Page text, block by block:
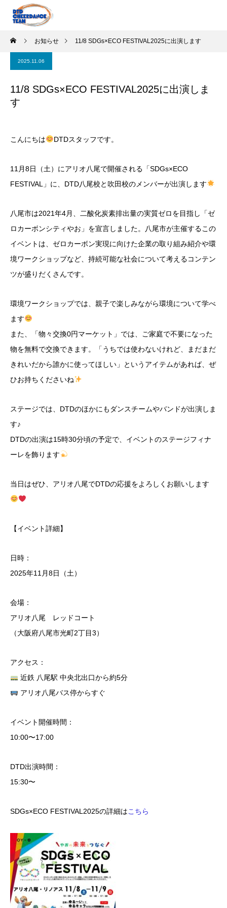
お知らせ 11/8 SDGs×ECO FESTIVAL2025に出演します
2025.11.06
11/8 SDGs×ECO FESTIVAL2025に出演しま
す
こんにちは DTDスタッフです。
11月8日（土）にアリオ八尾で開催される「SDGs×ECO
FESTIVAL」に、DTD八尾校と吹田校のメンバーが出演します
八尾市は2021年4月、二酸化炭素排出量の実質ゼロを目指し「ゼ
ロカーボンシティやお」を宣言しました。八尾市が主催するこの
イベントは、ゼロカーボン実現に向けた企業の取り組み紹介や環
境ワークショップなど、持続可能な社会について考えるコンテン
ツが盛りだくさんです。
環境ワークショップでは、親子で楽しみながら環境について学べ
ます
また、「物々交換0円マーケット」では、ご家庭で不要になった
物を無料で交換できます。「うちでは使わないけれど、まだまだ
きれいだから誰かに使ってほしい」というアイテムがあれば、ぜ
ひお持ちくださいね
ステージでは、DTDのほかにもダンスチームやバンドが出演しま
す♪
DTDの出演は15時30分頃の予定で、イベントのステージフィナ
ーレを飾ります
当日はぜひ、アリオ八尾でDTDの応援をよろしくお願いします
【イベント詳細】
日時：
2025年11月8日（土）
会場：
アリオ八尾 レッドコート
（大阪府八尾市光町2丁目3）
アクセス：
近鉄 八尾駅 中央北出口から約5分
アリオ八尾バス停からすぐ
イベント開催時間：
10:00〜17:00
DTD出演時間：
15:30〜
SDGs×ECO FESTIVAL2025の詳細はこちら